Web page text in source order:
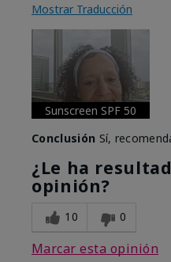
Mostrar Traducción
Sunscreen SPF 50
Conclusión Sí,
¿Le ha
opinión?
10 0
Marcar esta opinión